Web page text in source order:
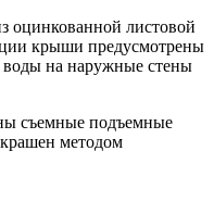
оцинкованной листовой
крыши предусмотрены
на наружные стены
съемные подъемные
методом